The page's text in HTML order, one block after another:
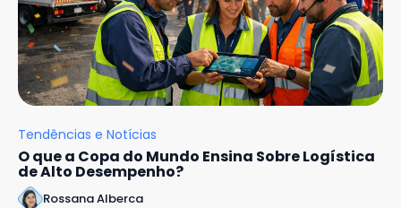
Tendências e Notícias
O que a Copa do Mundo Ensina Sobre Logística
de Alto Desempenho?
Rossana Alberca